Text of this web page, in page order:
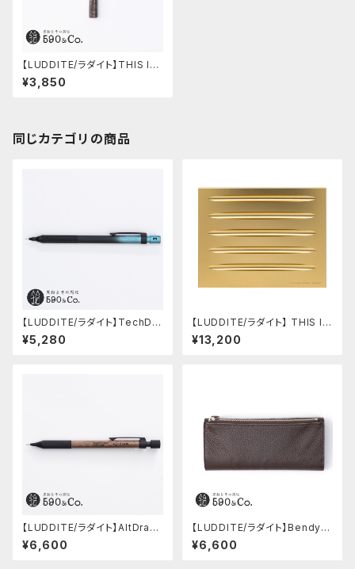
【LUDDITE/ラダイト】THIS IN
DUSTRIAL 芯ケース2 (Facto
ry Model RE)
¥3,850
同じカテゴリの商品
【LUDDITE/ラダイト】TechDra
w2 グラデーションモデル (LDB
-MP2GB1-05)
¥5,280
【LUDDITE/ラダイト】 THIS IN
DUSTRIAL Attractive Pen T
ray2（5本用/GD）
¥13,200
【LUDDITE/ラダイト】AltDraw
0.5 ブラック(ウォルナット)
¥6,600
【LUDDITE/ラダイト】Bendy P
encase Essential / ADRIA L
eather (WK)
¥6,600